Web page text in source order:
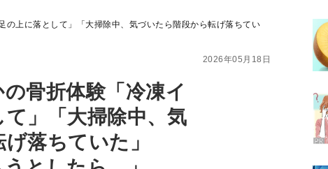
の上に落として」「大掃除中、気づいたら階段から転げ落ちてい
2026年05月18日
骨折体験「冷凍イ
」「大掃除中、気
落ちていた」